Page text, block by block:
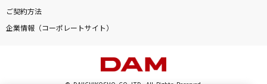
ご契約方法
企業情報（コーポレートサイト）